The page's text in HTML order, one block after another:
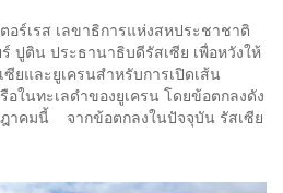
อร์เรส เลขาธิการแห่งสหประชาชาติ
ปูติน ประธานาธิบดีรัสเซีย เพื่อหวังให้
ยและยูเครนสำหรับการเปิดเส้น
ในทะเลดำของยูเครน โดยข้อตกลงดัง
ฎาคมนี้ จากข้อตกลงในปัจจุบัน รัสเซีย